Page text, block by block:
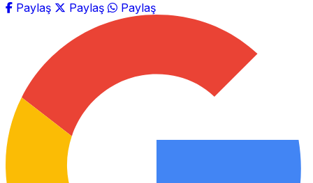
Paylaş
Paylaş Paylaş